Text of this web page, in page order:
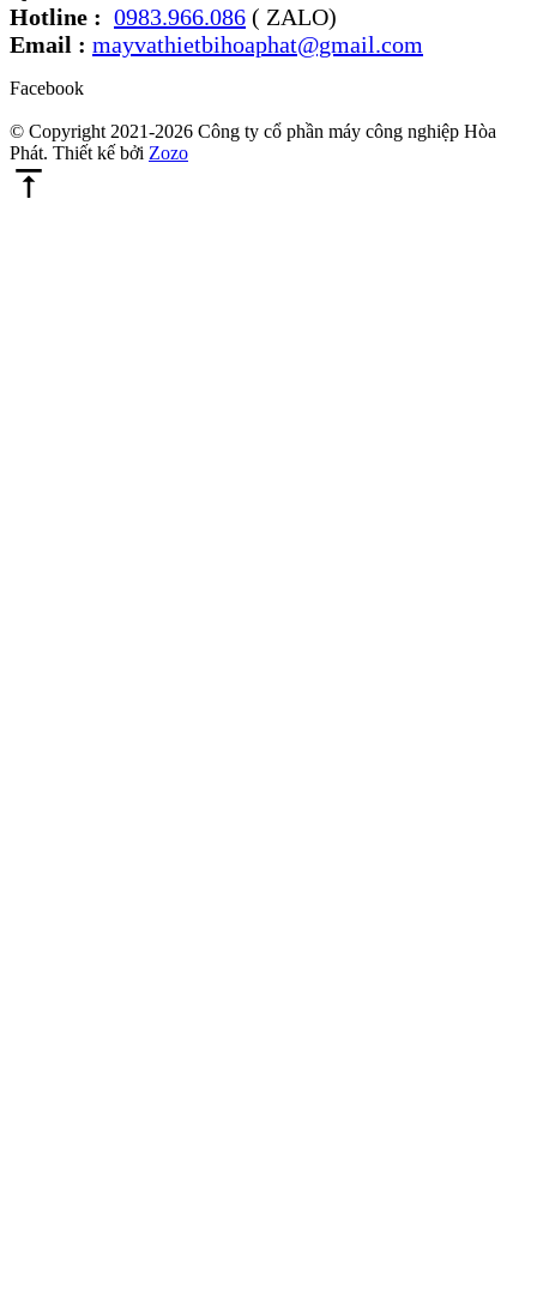
Hotline : 0983.966.086 ( ZALO)
Email : mayvathietbihoaphat@gmail.com
Facebook
© Copyright 2021-2026 Công ty cổ phần máy công nghiệp Hòa
Phát. Thiết kế bởi Zozo